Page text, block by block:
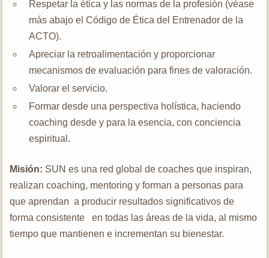
Respetar la ética y las normas de la profesión (véase
más abajo el Código de Ética del Entrenador de la
ACTO).
Apreciar la retroalimentación y proporcionar
mecanismos de evaluación para fines de valoración.
Valorar el servicio.
Formar desde una perspectiva holística, haciendo
coaching desde y para la esencia, con conciencia
espiritual.
Misión: SUN es una red global de coaches que inspiran,
realizan coaching, mentoring y forman a personas para
que aprendan a producir resultados significativos de
forma consistente en todas las áreas de la vida, al mismo
tiempo que mantienen e incrementan su bienestar.